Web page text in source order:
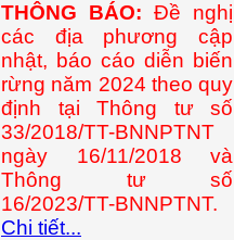
THÔNG BÁO: Đề nghị
các địa phương cập
nhật, báo cáo diễn biến
rừng năm 2024 theo quy
định tại Thông tư số
33/2018/TT-BNNPTNT
ngày 16/11/2018 và
Thông tư số
16/2023/TT-BNNPTNT.
Chi tiết...